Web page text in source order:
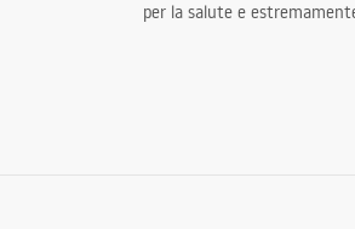
per la salute e